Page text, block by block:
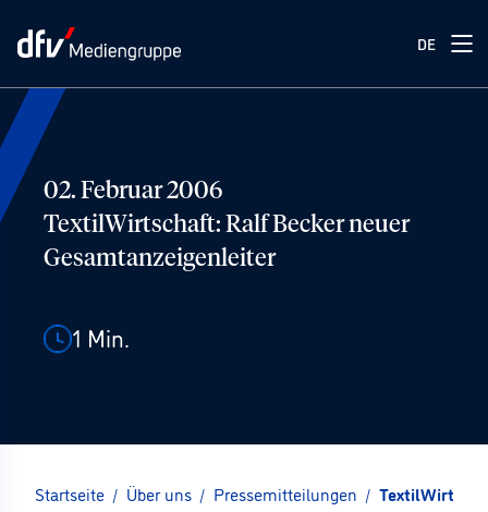
DE
02. Februar 2006
TextilWirtschaft: Ralf Becker neuer
Gesamtanzeigenleiter
1 Min.
Startseite / Über uns / Pressemitteilungen /